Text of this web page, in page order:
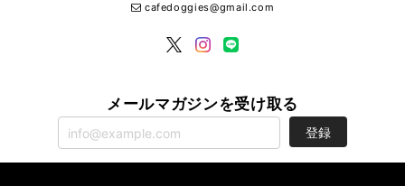
cafedoggies@gmail.com
メールマガジンを受け取る
登録